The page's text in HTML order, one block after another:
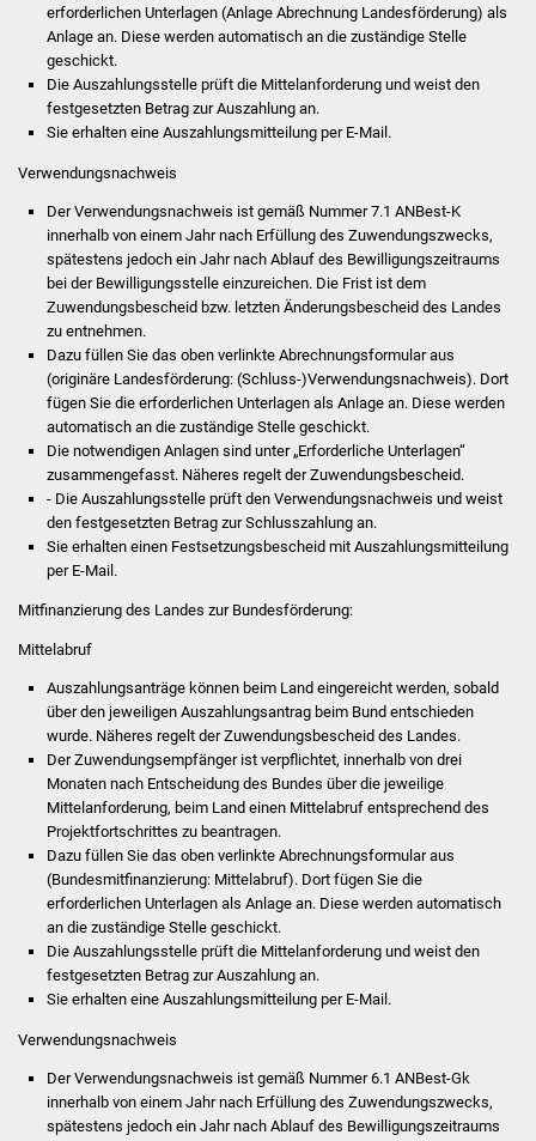
Suenergie
NETZMonitor
Gesundheit und Notfall
Pflege von Angehörigen
Hitzewarnung / UV-
ÖPNV
Bürgerbus (MOBS)
Abfall und Entsorgung
Kultur & Freizeit
Veranstaltungen
Ostermarkt
Einrichtungen
Stadtbücherei
Stadtarchiv
Zehntscheuer
Kulturhalle
erforderlichen Unterlagen (Anlage Abrechnung Landesförderung) als
Anlage an. Diese werden automatisch an die zuständige Stelle
geschickt.
Die Auszahlungsstelle prüft die Mittelanforderung und weist den
festgesetzten Betrag zur Auszahlung an.
Sie erhalten eine Auszahlungsmitteilung per E-Mail.
Verwendungsnachweis
Der Verwendungsnachweis ist gemäß Nummer 7.1 ANBest-K
innerhalb von einem Jahr nach Erfüllung des Zuwendungszwecks,
spätestens jedoch ein Jahr nach Ablauf des Bewilligungszeitraums
bei der Bewilligungsstelle einzureichen. Die Frist ist dem
Zuwendungsbescheid bzw. letzten Änderungsbescheid des Landes
zu entnehmen.
Dazu füllen Sie das oben verlinkte Abrechnungsformular aus
(originäre Landesförderung: (Schluss-)Verwendungsnachweis). Dort
fügen Sie die erforderlichen Unterlagen als Anlage an. Diese werden
automatisch an die zuständige Stelle geschickt.
Die notwendigen Anlagen sind unter „Erforderliche Unterlagen“
zusammengefasst. Näheres regelt der Zuwendungsbescheid.
- Die Auszahlungsstelle prüft den Verwendungsnachweis und weist
den festgesetzten Betrag zur Schlusszahlung an.
Sie erhalten einen Festsetzungsbescheid mit Auszahlungsmitteilung
per E-Mail.
Mitfinanzierung des Landes zur Bundesförderung:
Mittelabruf
Auszahlungsanträge können beim Land eingereicht werden, sobald
über den jeweiligen Auszahlungsantrag beim Bund entschieden
wurde. Näheres regelt der Zuwendungsbescheid des Landes.
Der Zuwendungsempfänger ist verpflichtet, innerhalb von drei
Monaten nach Entscheidung des Bundes über die jeweilige
Mittelanforderung, beim Land einen Mittelabruf entsprechend des
Projektfortschrittes zu beantragen.
Dazu füllen Sie das oben verlinkte Abrechnungsformular aus
(Bundesmitfinanzierung: Mittelabruf). Dort fügen Sie die
erforderlichen Unterlagen als Anlage an. Diese werden automatisch
an die zuständige Stelle geschickt.
Die Auszahlungsstelle prüft die Mittelanforderung und weist den
festgesetzten Betrag zur Auszahlung an.
Sie erhalten eine Auszahlungsmitteilung per E-Mail.
Verwendungsnachweis
Der Verwendungsnachweis ist gemäß Nummer 6.1 ANBest-Gk
innerhalb von einem Jahr nach Erfüllung des Zuwendungszwecks,
spätestens jedoch ein Jahr nach Ablauf des Bewilligungszeitraums